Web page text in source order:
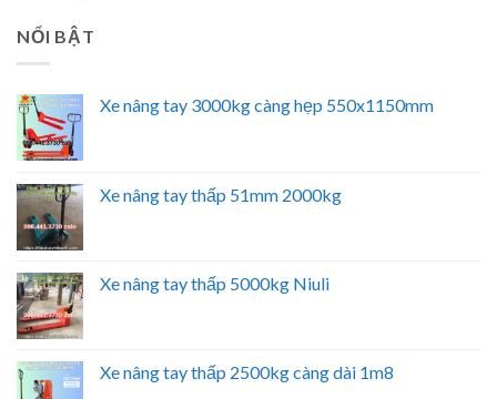
NỔI BẬT
Xe nâng tay 3000kg càng hẹp 550x1150mm
Xe nâng tay thấp 51mm 2000kg
Xe nâng tay thấp 5000kg Niuli
Xe nâng tay thấp 2500kg càng dài 1m8